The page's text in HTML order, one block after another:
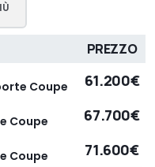
PREZZO
Coupe
61.200€
Coupe
67.700€
Coupe
71.600€